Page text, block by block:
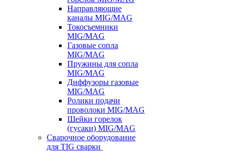
Направляющие
каналы MIG/MAG
Токосъемники
MIG/MAG
Газовые сопла
MIG/MAG
Пружины для сопла
MIG/MAG
Диффузоры газовые
MIG/MAG
Ролики подачи
проволоки MIG/MAG
Шейки горелок
(гусаки) MIG/MAG
Сварочное оборудование
для TIG сварки